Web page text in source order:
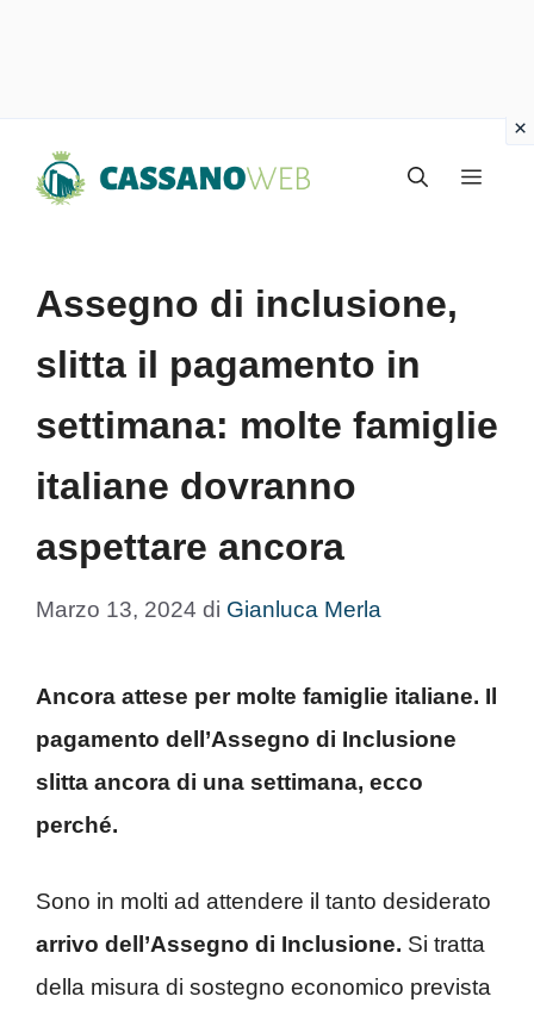
Menu
Assegno di inclusione,
slitta il pagamento in
settimana: molte famiglie
italiane dovranno
aspettare ancora
Marzo 13, 2024 di Gianluca Merla
Ancora attese per molte famiglie italiane. Il
pagamento dell’Assegno di Inclusione
slitta ancora di una settimana, ecco
perché.
Sono in molti ad attendere il tanto desiderato
arrivo dell’Assegno di Inclusione. Si tratta
della misura di sostegno economico prevista